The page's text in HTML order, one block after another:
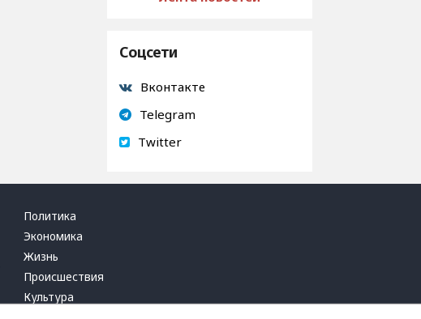
Соцсети
Вконтакте
Telegram
Twitter
Политика
Экономика
Жизнь
Происшествия
Культура